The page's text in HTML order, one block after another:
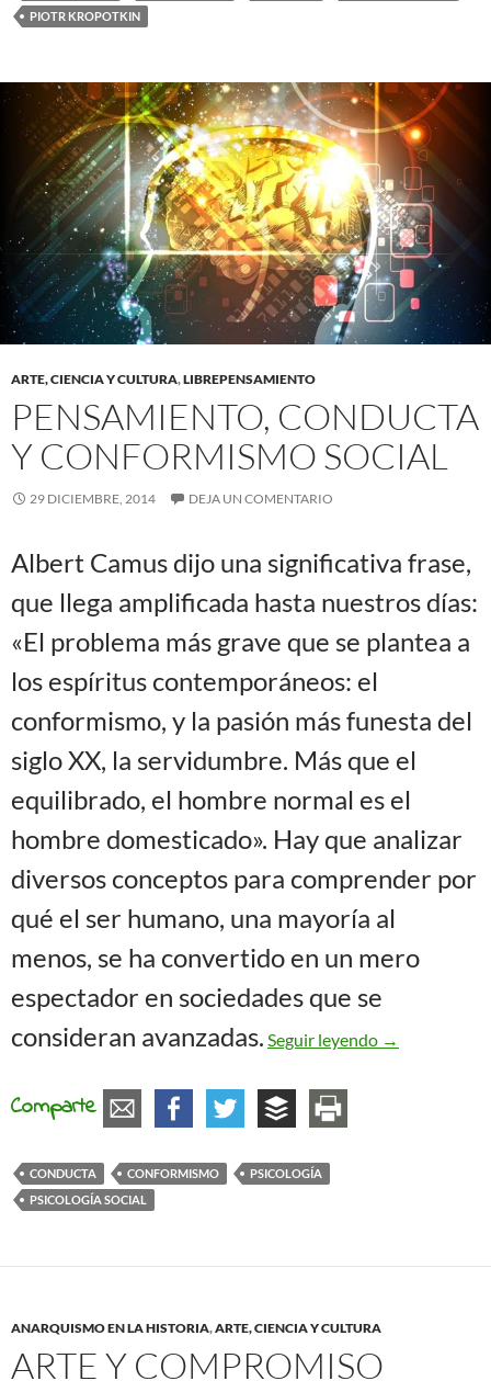
PIOTR KROPOTKIN
ARTE, CIENCIA Y CULTURA,LIBREPENSAMIENTO
PENSAMIENTO, CONDUCTA
Y CONFORMISMO SOCIAL
29 DICIEMBRE, 2014 DEJA UN COMENTARIO
Albert Camus dijo una significativa frase,
que llega amplificada hasta nuestros días:
«El problema más grave que se plantea a
los espíritus contemporáneos: el
conformismo, y la pasión más funesta del
siglo XX, la servidumbre. Más que el
equilibrado, el hombre normal es el
hombre domesticado». Hay que analizar
diversos conceptos para comprender por
qué el ser humano, una mayoría al
menos, se ha convertido en un mero
espectador en sociedades que se
consideran avanzadas. Seguir leyendo →
Comparte
CONDUCTA CONFORMISMO
PSICOLOGÍA
PSICOLOGÍA SOCIAL
ANARQUISMO EN LA HISTORIA,ARTE, CIENCIA Y CULTURA
ARTE Y COMPROMISO